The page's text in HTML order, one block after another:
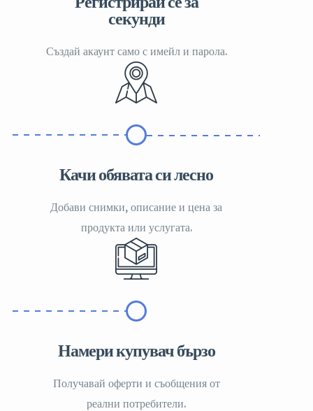
секунди
Създай акаунт само с имейл и парола.
Качи обявата си лесно
Добави снимки, описание и цена за
продукта или услугата.
Намери купувач бързо
Получавай оферти и съобщения от
реални потребители.